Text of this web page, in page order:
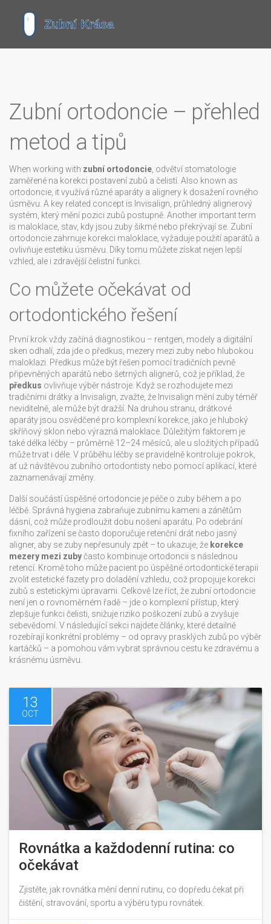
Zubní ortodoncie – přehled
metod a tipů
When working with zubní ortodoncie odvětví stomatologie
zaměřené na korekci postavení zubů a čelistí . Also known as
ortodoncie , itvyužívá různé aparáty a alignery k dosažení rovného
úsměvu . A key related concept is Invisalign průhledný alignerový
systém, který mění pozici zubů postupně . Another important term
is maloklace stav, kdy jsou zuby šikmé nebo překrývají se . Zubní
ortodoncie zahrnuje korekci maloklace, vyžaduje použití aparátů a
ovlivňuje estetiku úsměvu. Díky tomu můžete získat nejen lepší
vzhled, ale i zdravější čelistní funkci.
Co můžete očekávat od
ortodontického řešení
První krok vždy začíná diagnostikou – rentgen, modely a digitální
sken odhalí, zda jde o předkus, mezery mezi zuby nebo hlubokou
maloklazi. Předkus může být řešen pomocí tradičních pevně
připevněných aparátů nebo šetrných alignerů, což je příklad, že
předkus ovlivňuje výběr nástroje. Když se rozhodujete mezi
tradičními drátky a Invisalign, zvažte, že Invisalign mění zuby téměř
neviditelně, ale může být dražší. Na druhou stranu, drátkové
aparáty jsou osvědčené pro komplexní korekce, jako je hluboký
skříňový sklon nebo výrazná maloklace. Důležitým faktorem je
také délka léčby – průměrně 12–24 měsíců, ale u složitých případů
může trvat i déle. V průběhu léčby se pravidelně kontroluje pokrok,
ať už návštěvou zubního ortodontisty nebo pomocí aplikací, které
zaznamenávají změny.
Další součástí úspěšné ortodoncie je péče o zuby během a po
léčbě. Správná hygiena zabraňuje zubnímu kameni a zánětům
dásní, což může prodloužit dobu nošení aparátu. Po odebrání
fixního zařízení se často doporučuje retenční drát nebo jasný
aligner, aby se zuby nepřesunuly zpět – to ukazuje, že korekce
mezery mezi zubyčasto kombinuje ortodoncii s následnou
retencí. Kromě toho může pacient po úspěšné ortodontické terapii
zvolit estetické fazety pro doladění vzhledu, což propojuje korekci
zubů s estetickými úpravami. Celkově lze říct, že zubní ortodoncie
není jen o rovnoměrném řadě – jde o komplexní přístup, který
zlepšuje funkci čelisti, snižuje riziko poškození zubů a zvyšuje
sebevědomí. V následující sekci najdete články, které detailně
rozebírají konkrétní problémy – od opravy prasklých zubů po výběr
kartáčků – a pomohou vám vybrat správnou cestu ke zdravému a
krásnému úsměvu.
13
OCT
Rovnátka a každodenní rutina: co
očekávat
Zjistěte, jak rovnátka mění denní rutinu, co dopředu čekat při
čištění, stravování, sportu a výběru typu rovnátek.